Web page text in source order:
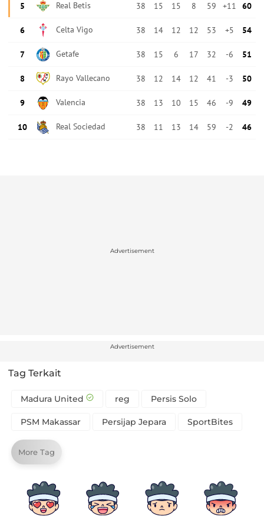
Advertisement
Advertisement
Tag Terkait
Madura United reg Persis Solo
PSM Makassar Persijap Jepara SportBites
More Tag